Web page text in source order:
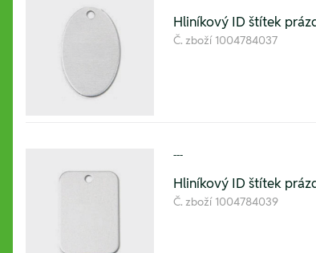
Hliníkový ID štítek
Č. zboží 1004784037
---
Hliníkový ID štítek
Č. zboží 1004784039